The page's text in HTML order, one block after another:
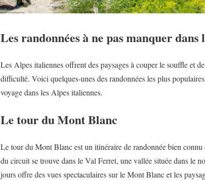
Les randonnées à ne pas manquer
Les Alpes italiennes offrent des paysages à couper le souffle et
difficulté. Voici quelques-unes des randonnées les plus
voyage dans les Alpes italiennes.
Le tour du Mont Blanc
Le tour du Mont Blanc est un itinéraire de randonnée bien
du circuit se trouve dans le Val Ferret, une vallée située dans le
jours offre des vues spectaculaires sur le Mont Blanc et les